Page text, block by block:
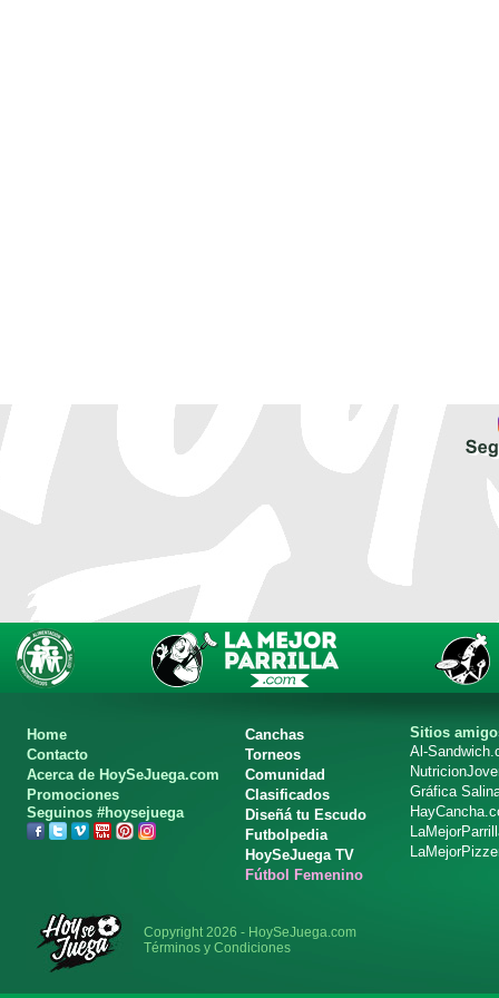
Home
Contacto
Acerca de HoySeJuega.com
Promociones
Seguinos #hoysejuega
Canchas
Torneos
Comunidad
Clasificados
Diseñá tu Escudo
Futbolpedia
HoySeJuega TV
Fútbol Femenino
Sitios
Al-
Gráfica
Copyright 2026 - HoySeJuega.com
Términos y Condiciones